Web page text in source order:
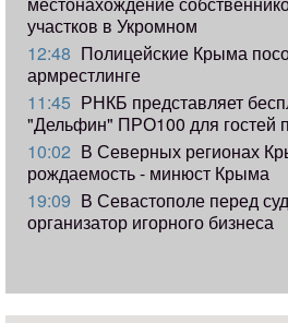
участков в Укромном
12:48 Полицейские Крыма
армрестлинге
11:45 РНКБ представляет
"Дельфин" ПРО100 для гостей
10:02 В Северных регионах
рождаемость - минюст Крыма
19:09 В Севастополе перед
организатор игорного бизнеса